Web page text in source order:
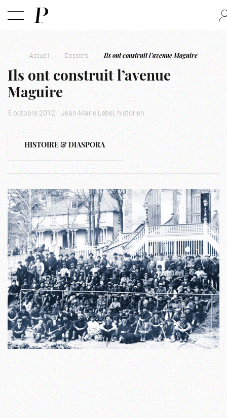
Accueil | Dossiers | Ils ont construit l’avenue Maguire
Ils ont construit l’avenue
Maguire
5 octobre 2012 | Jean-Marie Lebel, historien
HISTOIRE & DIASPORA